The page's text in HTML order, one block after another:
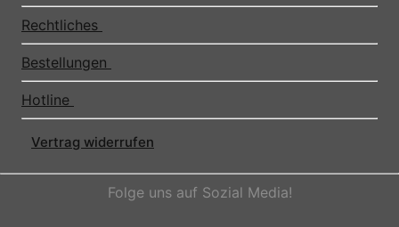
Rechtliches
Bestellungen
Hotline
Vertrag widerrufen
Folge uns auf Sozial Media!